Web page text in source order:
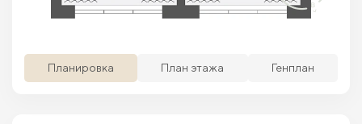
Планировка План этажа Генплан